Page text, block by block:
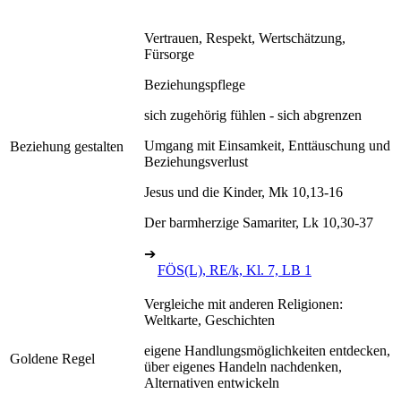
Beziehung gestalten
Vertrauen, Respekt, Wertschätzung,
Fürsorge
Beziehungspflege
sich zugehörig fühlen - sich abgrenzen
Umgang mit Einsamkeit, Enttäuschung und
Beziehungsverlust
Jesus und die Kinder, Mk 10,13-16
Der barmherzige Samariter, Lk 10,30-37
➔
FÖS(L), RE/k, Kl. 7, LB 1
Goldene Regel
Vergleiche mit anderen Religionen:
Weltkarte, Geschichten
eigene Handlungsmöglichkeiten entdecken,
über eigenes Handeln nachdenken,
Alternativen entwickeln